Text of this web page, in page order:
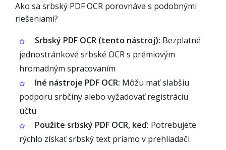
Ako sa srbský PDF OCR porovnáva s podobnými
riešeniami?
Srbský PDF OCR (tento nástroj): Bezplatné
jednostránkové srbské OCR s prémiovým
hromadným spracovaním
Iné nástroje PDF OCR: Môžu mať slabšiu
podporu srbčiny alebo vyžadovať registráciu
účtu
Použite srbský PDF OCR, keď: Potrebujete
rýchlo získať srbský text priamo v prehliadači